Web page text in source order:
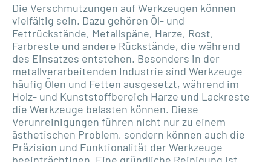
Die Verschmutzungen auf Werkzeugen können
vielfältig sein. Dazu gehören Öl- und
Fettrückstände, Metallspäne, Harze, Rost,
Farbreste und andere Rückstände, die während
des Einsatzes entstehen. Besonders in der
metallverarbeitenden Industrie sind Werkzeuge
häufig Ölen und Fetten ausgesetzt, während im
Holz- und Kunststoffbereich Harze und Lackreste
die Werkzeuge belasten können. Diese
Verunreinigungen führen nicht nur zu einem
ästhetischen Problem, sondern können auch die
Präzision und Funktionalität der Werkzeuge